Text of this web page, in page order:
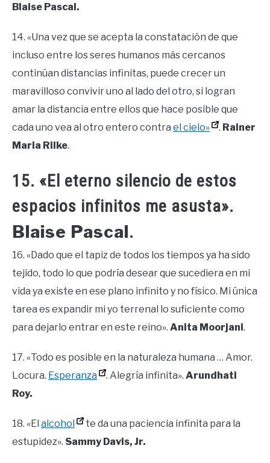
Blaise Pascal.
14. «Una vez que se acepta la constatación de que
incluso entre los seres humanos más cercanos
continúan distancias infinitas, puede crecer un
maravilloso convivir uno al lado del otro, si logran
amar la distancia entre ellos que hace posible que
cada uno vea al otro entero contra el cielo» . Rainer
Maria Rilke.
15. «El eterno silencio de estos
espacios infinitos me asusta».
Blaise Pascal.
16. «Dado que el tapiz de todos los tiempos ya ha sido
tejido, todo lo que podría desear que sucediera en mi
vida ya existe en ese plano infinito y no físico. Mi única
tarea es expandir mi yo terrenal lo suficiente como
para dejarlo entrar en este reino». Anita Moorjani.
17. «Todo es posible en la naturaleza humana … Amor.
Locura. Esperanza . Alegría infinita». Arundhati
Roy.
18. «El alcohol
te da una paciencia infinita para la
estupidez». Sammy Davis, Jr.